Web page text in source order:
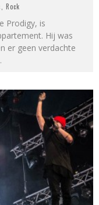
, Rock
Prodigy, is
Hij was
er geen verdachte